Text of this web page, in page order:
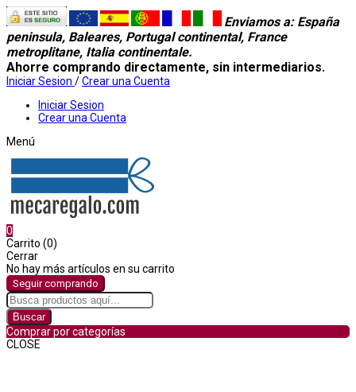
Enviamos a: España
peninsula, Baleares, Portugal continental, France
metroplitane, Italia continentale.
Ahorre comprando directamente, sin intermediarios.
Iniciar Sesion /Crear una Cuenta
Iniciar Sesion
Crear una Cuenta
Menú
0
Carrito (0)
Cerrar
No hay más artículos en su carrito
Seguir comprando
Buscar
Comprar por categorías
CLOSE